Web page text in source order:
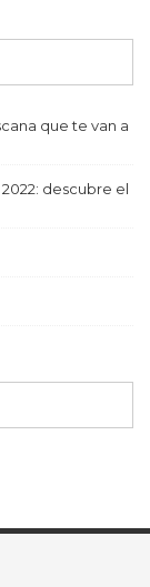
que te van a
descubre el